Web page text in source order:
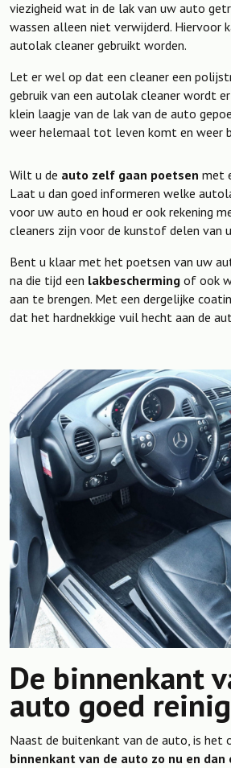
viezigheid wat in de lak van uw auto
wassen alleen niet verwijderd. Hiervoor
autolak cleaner gebruikt worden.
Let er wel op dat een cleaner een
gebruik van een autolak cleaner wordt
klein laagje van de lak van de auto
weer helemaal tot leven komt en weer
Wilt u de auto zelf gaan poetsen met
Laat u dan goed informeren welke
voor uw auto en houd er ook rekening
cleaners zijn voor de kunstof delen van
Bent u klaar met het poetsen van uw
na die tijd een lakbescherming of ook
aan te brengen. Met een dergelijke
dat het hardnekkige vuil hecht aan de
De binnenkant
auto goed
Naast de buitenkant van de auto, is het
binnenkant van de auto zo nu en dan